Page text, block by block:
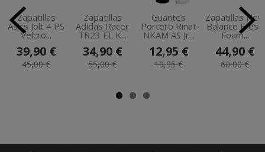
Zapatillas
Asics Jolt 4 PS
Velcro...
39,90 €
45,00 €
Zapatillas
Adidas Racer
TR23 EL K...
34,90 €
55,00 €
Guantes
Portero Rinat
NKAM AS Jr...
12,95 €
19,95 €
Zapatillas New
Balance Fresh
Foam...
44,90 €
60,00 €